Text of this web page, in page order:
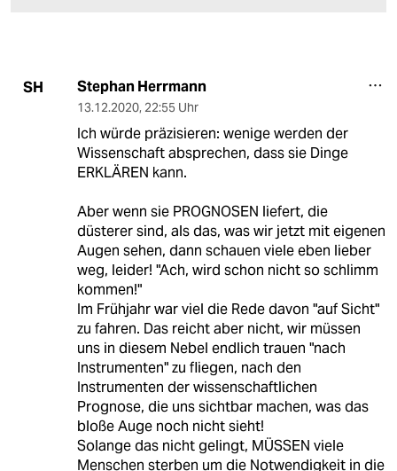
SH Stephan Herrmann
13.12.2020, 22:55 Uhr
Ich würde präzisieren: wenige werden der
Wissenschaft absprechen, dass sie Dinge
ERKLÄREN kann.
Aber wenn sie PROGNOSEN liefert, die
düsterer sind, als das, was wir jetzt mit eigenen
Augen sehen, dann schauen viele eben lieber
weg, leider! "Ach, wird schon nicht so schlimm
kommen!"
Im Frühjahr war viel die Rede davon "auf Sicht"
zu fahren. Das reicht aber nicht, wir müssen
uns in diesem Nebel endlich trauen "nach
Instrumenten" zu fliegen, nach den
Instrumenten der wissenschaftlichen
Prognose, die uns sichtbar machen, was das
bloße Auge noch nicht sieht!
Solange das nicht gelingt, MÜSSEN viele
Menschen sterben um die Notwendigkeit in die